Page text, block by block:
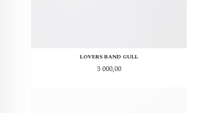
LOVERS BAND GULL
Pris
3 000,00